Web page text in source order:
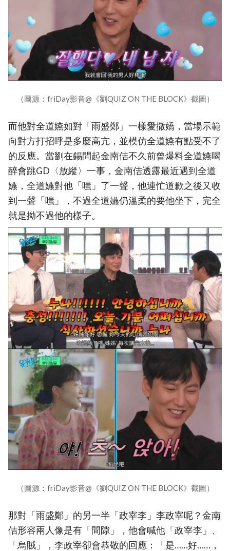
（圖源：friDay影音@《劉QUIZ ON THE BLOCK》截圖）
而他對全道嬿如對「雨盛鄭」一樣愛撒嬌，當場示範
向對方打招呼是多麼高亢，並模仿全道嬿有點受不了
的反應。當劉在錫問起金南佶不久前曾爆料全道嬿喝
醉會跳GD〈放縱〉一事，金南佶透露最近遇到全道
嬿，全道嬿對他「嗤」了一聲，他連忙道歉之後又收
到一聲「嗤」，不過全道嬿仍溫柔的要他坐下，完全
就是拗不過他的樣子。
（圖源：friDay影音@《劉QUIZ ON THE BLOCK》截圖）
那對「雨盛鄭」的另一半「政宰李」李政宰呢？金南
佶形容兩人像是有「間隙」，他會喊他「政宰李」、
「烏賊」，李政宰卻會恭敬的回應：「是……好……，